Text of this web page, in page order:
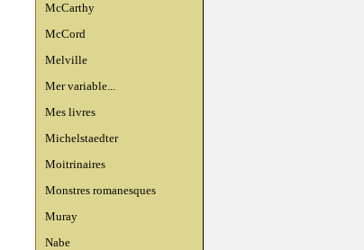
McCarthy
McCord
Melville
Mer variable...
Mes livres
Michelstaedter
Moitrinaires
Monstres romanesques
Muray
Nabe